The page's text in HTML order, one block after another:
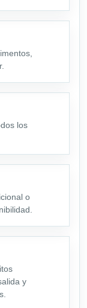
los
o
y